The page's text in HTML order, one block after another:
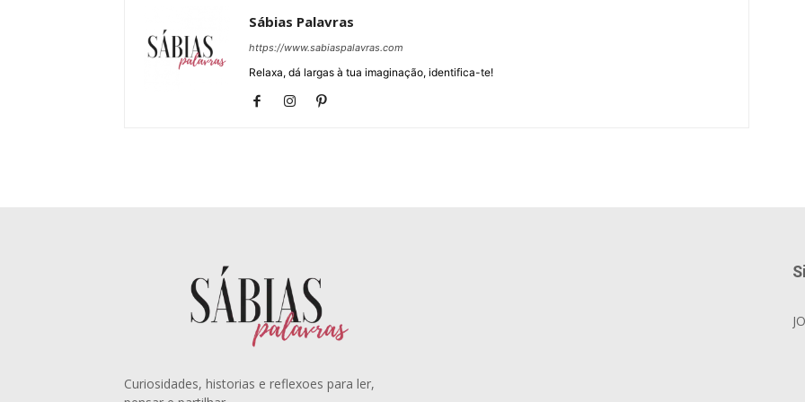
Sábias Palavras
https://www.sabiaspalavras.com
Relaxa, dá largas à tua imaginação, identifica-te!
Curiosidades, historias e reflexoes para ler,